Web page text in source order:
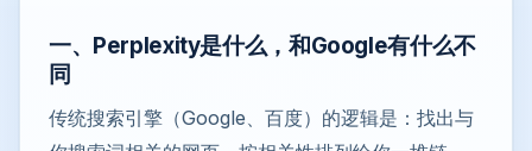
一、Perplexity是什么，和Google有什么不
同
传统搜索引擎（Google、百度）的逻辑是：找出与